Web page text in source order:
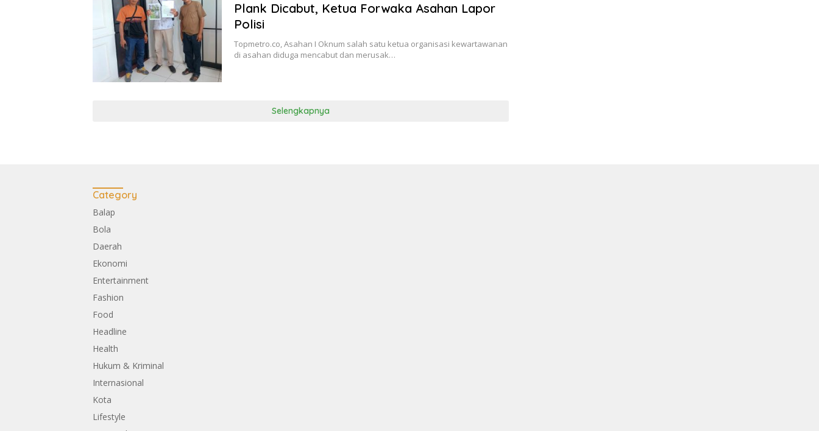
Plank Dicabut, Ketua Forwaka Asahan Lapor
Polisi
Topmetro.co, Asahan I Oknum salah satu ketua organisasi kewartawanan
di asahan diduga mencabut dan merusak…
Selengkapnya
Category
Balap
Bola
Daerah
Ekonomi
Entertainment
Fashion
Food
Headline
Health
Hukum & Kriminal
Internasional
Kota
Lifestyle